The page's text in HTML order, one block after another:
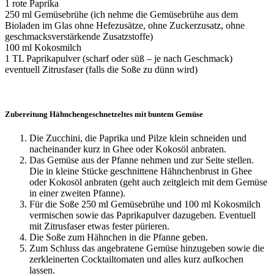
1 rote Paprika
250 ml Gemüsebrühe (ich nehme die Gemüsebrühe aus dem
Bioladen im Glas ohne Hefezusätze, ohne Zuckerzusatz, ohne
geschmacksverstärkende Zusatzstoffe)
100 ml Kokosmilch
1 TL Paprikapulver (scharf oder süß – je nach Geschmack)
eventuell Zitrusfaser (falls die Soße zu dünn wird)
Zubereitung Hähnchengeschnetzeltes mit buntem Gemüse
Die Zucchini, die Paprika und Pilze klein schneiden und
nacheinander kurz in Ghee oder Kokosöl anbraten.
Das Gemüse aus der Pfanne nehmen und zur Seite stellen.
Die in kleine Stücke geschnittene Hähnchenbrust in Ghee
oder Kokosöl anbraten (geht auch zeitgleich mit dem Gemüse
in einer zweiten Pfanne).
Für die Soße 250 ml Gemüsebrühe und 100 ml Kokosmilch
vermischen sowie das Paprikapulver dazugeben. Eventuell
mit Zitrusfaser etwas fester pürieren.
Die Soße zum Hähnchen in die Pfanne geben.
Zum Schluss das angebratene Gemüse hinzugeben sowie die
zerkleinerten Cocktailtomaten und alles kurz aufkochen
lassen.